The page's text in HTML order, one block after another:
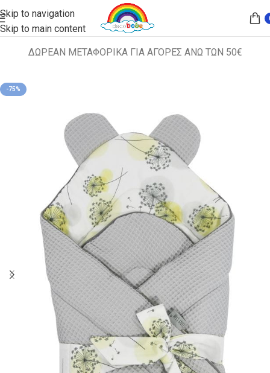
Skip to navigation
Skip to main content
ΔΩΡΕΑΝ ΜΕΤΑΦΟΡΙΚΑ ΓΙΑ ΑΓΟΡΕΣ ΑΝΩ ΤΩΝ 50€
Αρχική σελίδα ΠΑΙΔΙΚΕΣ ΚΟΥΒΕΡΤΕΣ
-75%